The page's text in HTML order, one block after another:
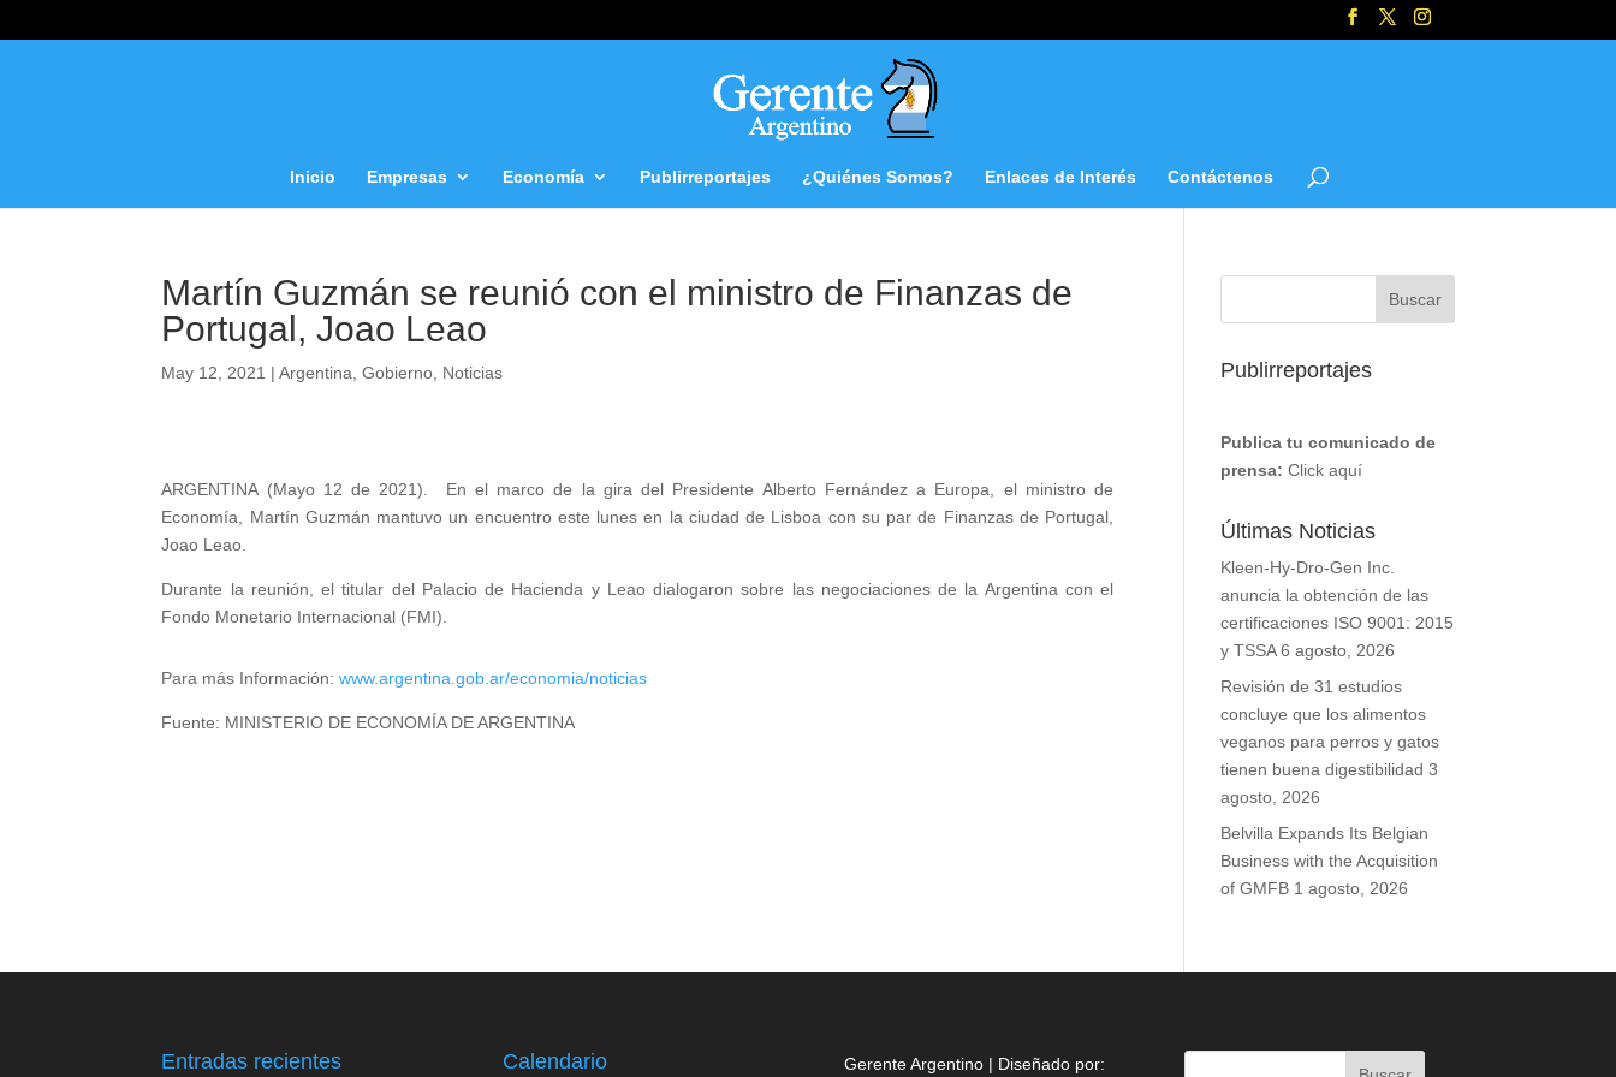
Inicio Empresas Economía Publirreportajes ¿Quiénes Somos? Enlaces de Interés Contáctenos
Martín Guzmán se reunió con el ministro de Finanzas de
Portugal, Joao Leao
May 12, 2021 |Argentina ,Gobierno Noticias
ARGENTINA (Mayo 12 de 2021). En el marco de la gira del Presidente Alberto Fernández a Europa, el ministro de
Economía, Martín Guzmán mantuvo un encuentro este lunes en la ciudad de Lisboa con su par de Finanzas de Portugal,
Joao Leao.
Durante la reunión, el titular del Palacio de Hacienda y Leao dialogaron sobre las negociaciones de la Argentina con el
Fondo Monetario Internacional (FMI).
Para más Información:www.argentina.gob.ar/economia/noticias
Fuente: MINISTERIO DE ECONOMÍA DE ARGENTINA
Publirreportajes
Publica tu comunicado de
prensa: Click aquí
Últimas Noticias
Kleen-Hy-Dro-Gen Inc.
anuncia la obtención de las
certificaciones ISO 9001: 2015
y TSSA 6 agosto, 2026
Revisión de 31 estudios
concluye que los alimentos
veganos para perros y gatos
tienen buena digestibilidad 3
agosto, 2026
Belvilla Expands Its Belgian
Business with the Acquisition
of GMFB 1 agosto, 2026
Entradas recientes Calendario Gerente Argentino | Diseñado por: